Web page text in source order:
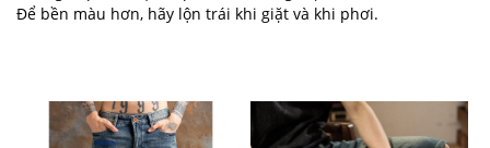
Để bền màu hơn, hãy lộn trái khi giặt và khi phơi.